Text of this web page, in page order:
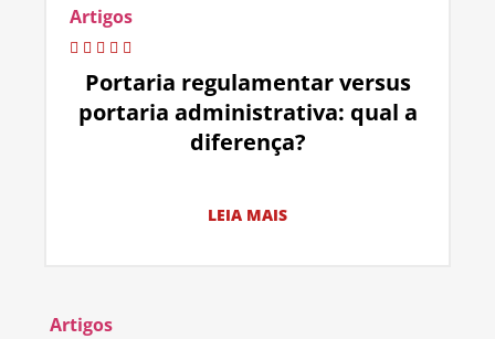
Artigos
Portaria regulamentar versus
portaria administrativa: qual a
diferença?
LEIA MAIS
Artigos